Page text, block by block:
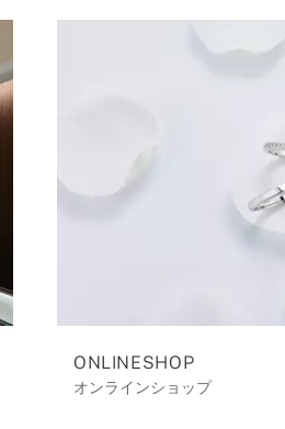
ONLINESHOP
オンラインショップ